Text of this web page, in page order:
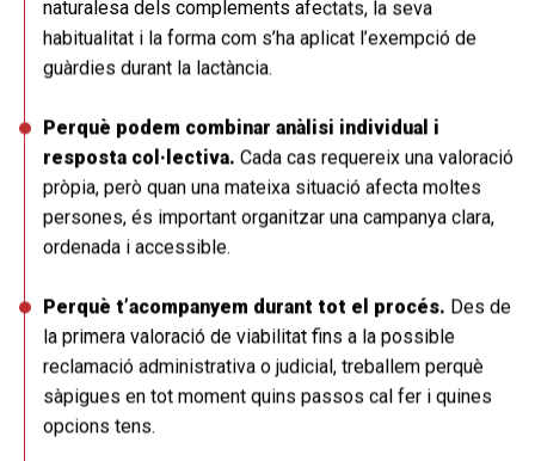
naturalesa dels complements afectats, la seva
habitualitat i la forma com s’ha aplicat l’exempció de
guàrdies durant la lactància.
Perquè podem combinar anàlisi individual i
resposta col·lectiva. Cada cas requereix una valoració
pròpia, però quan una mateixa situació afecta moltes
persones, és important organitzar una campanya clara,
ordenada i accessible.
Perquè t’acompanyem durant tot el procés. Des de
la primera valoració de viabilitat fins a la possible
reclamació administrativa o judicial, treballem perquè
sàpigues en tot moment quins passos cal fer i quines
opcions tens.